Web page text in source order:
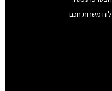
לוח משרות חכם